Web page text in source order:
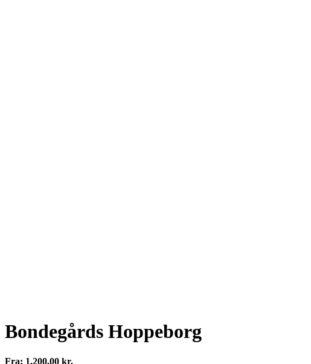
Bondegårds Hoppeborg
Fra: 1.200,00 kr.